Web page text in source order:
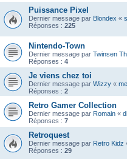
Puissance Pixel
Dernier message par Blondex «
Réponses : 225
Nintendo-Town
Dernier message par Twinsen
Réponses : 4
Je viens chez toi
Dernier message par Wizzy «
Réponses : 2
Retro Gamer Collection
Dernier message par Romain «
Réponses : 7
Retroquest
Dernier message par Retro Kidz
Réponses : 29